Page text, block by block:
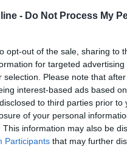
- Do Not Process My
opt-out of the sale, sharing to
for targeted
selection. Please note that
interest-based ads based
to third parties prior
of your personal
This information may also be
Participants that may further
agricola, che include il
- 6.8km
Cristoforo